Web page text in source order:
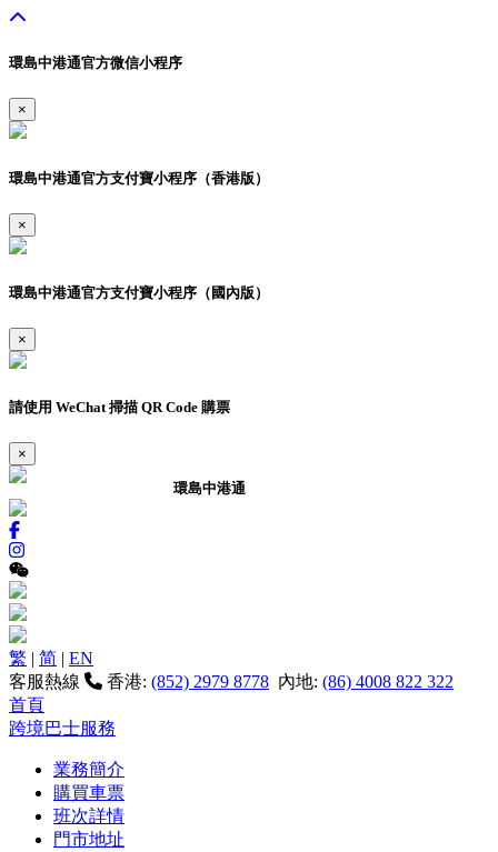
環島中港通官方微信小程序
×
環島中港通官方支付寶小程序（香港版）
×
環島中港通官方支付寶小程序（國內版）
×
請使用 WeChat 掃描 QR Code 購票
×
環島中港通
繁 | 简 | EN
客服熱線
香港: (852) 2979 8778 內地: (86) 4008 822 322
首頁
跨境巴士服務
業務簡介
購買車票
班次詳情
門市地址